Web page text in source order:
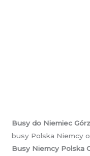
Busy do Niemiec
busy Polska Niemcy
Busy Niemcy Polska